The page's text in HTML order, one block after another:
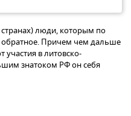
странах) люди, которым по
Причем чем дальше
участия в литовско-
знатоком РФ он себя